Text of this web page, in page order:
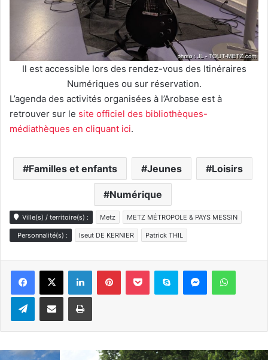
Il est accessible lors des rendez-vous des Itinéraires
Numériques ou sur réservation.
L’agenda des activités organisées à l’Arobase est à
retrouver sur le site officiel des bibliothèques-
médiathèques en cliquant ici.
Familles et enfants Jeunes Loisirs
Numérique
Ville(s) / territoire(s) : Metz METZ MÉTROPOLE & PAYS MESSIN
Personnalité(s) : Iseut DE KERNIER Patrick THIL
LinkedinPinterestPocket Skype Messenger
TelegramPartager par e-mail Imprimer